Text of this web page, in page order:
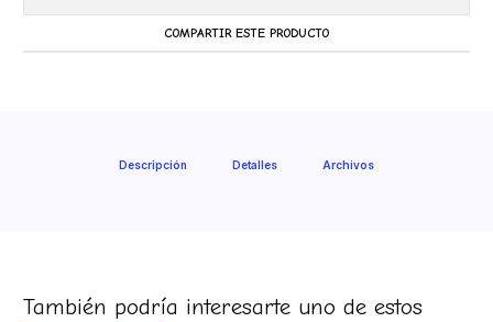
COMPARTIR ESTE PRODUCTO
Descripción Detalles Archivos
También podría interesarte uno de estos